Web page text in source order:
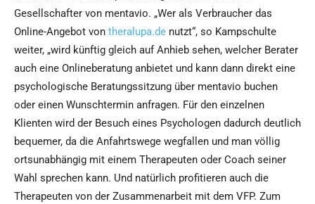
Gesellschafter von mentavio. „Wer als Verbraucher das
Online-Angebot von theralupa.de nutzt“, so Kampschulte
weiter, „wird künftig gleich auf Anhieb sehen, welcher Berater
auch eine Onlineberatung anbietet und kann dann direkt eine
psychologische Beratungssitzung über mentavio buchen
oder einen Wunschtermin anfragen. Für den einzelnen
Klienten wird der Besuch eines Psychologen dadurch deutlich
bequemer, da die Anfahrtswege wegfallen und man völlig
ortsunabhängig mit einem Therapeuten oder Coach seiner
Wahl sprechen kann. Und natürlich profitieren auch die
Therapeuten von der Zusammenarbeit mit dem VFP. Zum